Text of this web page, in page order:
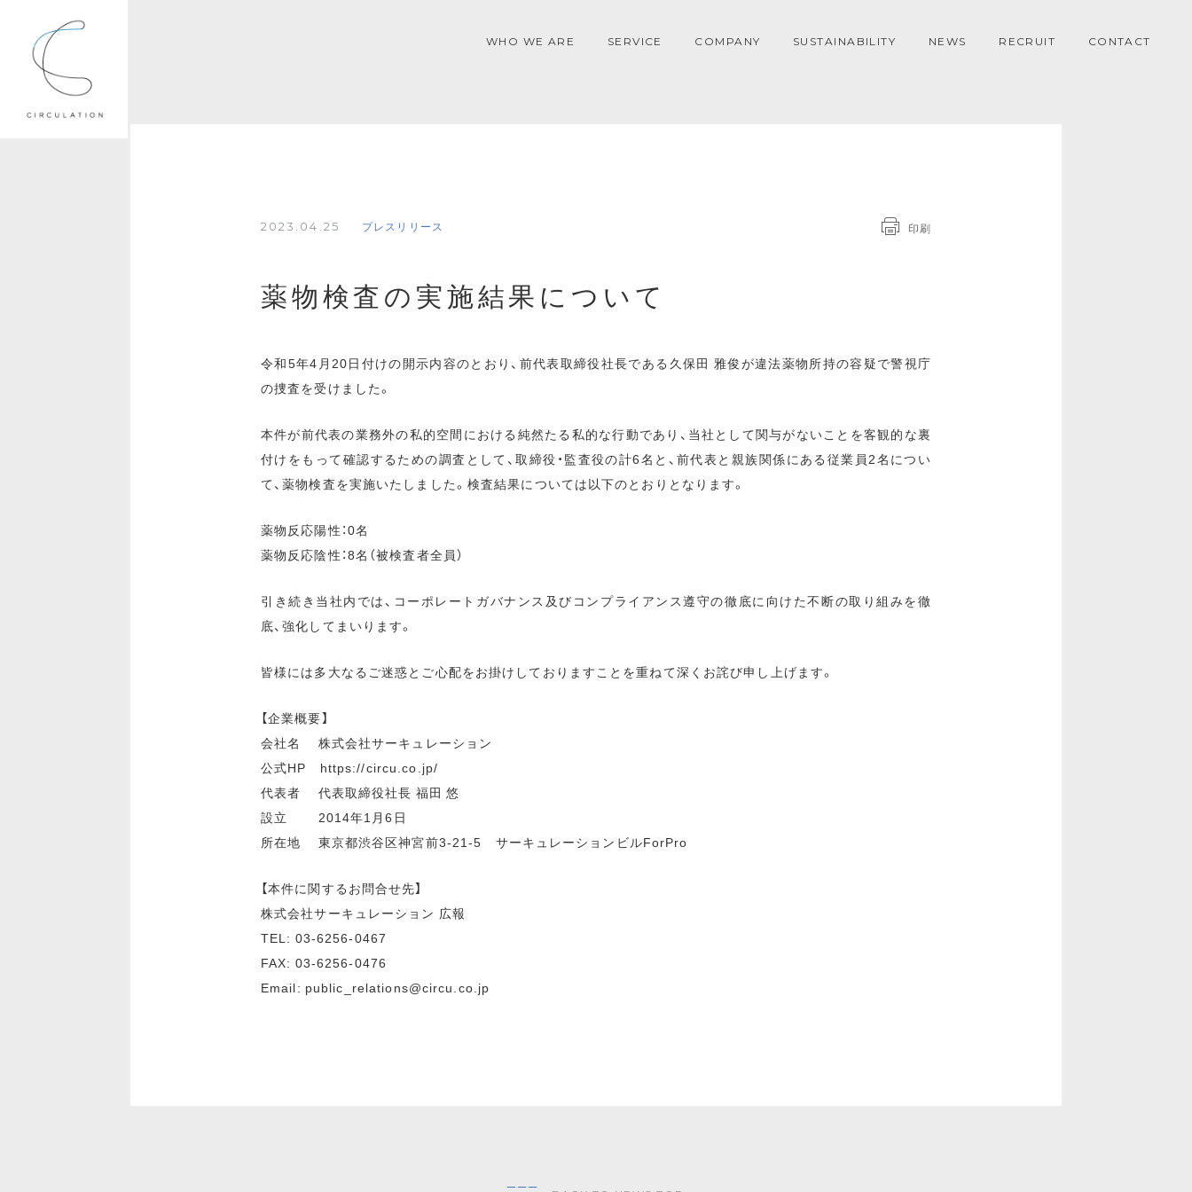
WHO WE ARE SERVICE COMPANY SUSTAINABILITY NEWS RECRUIT CONTACT
2023.04.25 プレスリリース 印刷
薬物検査の実施結果について
令和5年4月20日付けの開示内容のとおり、前代表取締役社長である久保田 雅俊が違法薬物所持の容疑で警視庁
の捜査を受けました。
本件が前代表の業務外の私的空間における純然たる私的な行動であり、当社として関与がないことを客観的な裏
付けをもって確認するための調査として、取締役・監査役の計6名と、前代表と親族関係にある従業員2名につい
て、薬物検査を実施いたしました。検査結果については以下のとおりとなります。
薬物反応陽性：0名
薬物反応陰性：8名（被検査者全員）
引き続き当社内では、コーポレートガバナンス及びコンプライアンス遵守の徹底に向けた不断の取り組みを徹
底、強化してまいります。
皆様には多大なるご迷惑とご心配をお掛けしておりますことを重ねて深くお詫び申し上げます。
【企業概要】
会社名 株式会社サーキュレーション
公式HP https://circu.co.jp/
代表者 代表取締役社長 福田 悠
設立 2014年1月6日
所在地 東京都渋⾕区神宮前3-21-5 サーキュレーションビルForPro
【本件に関するお問合せ先】
株式会社サーキュレーション 広報
TEL: 03-6256-0467
FAX: 03-6256-0476
Email: public_relations@circu.co.jp